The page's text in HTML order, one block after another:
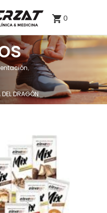
0
,
DEL DRAGÓN